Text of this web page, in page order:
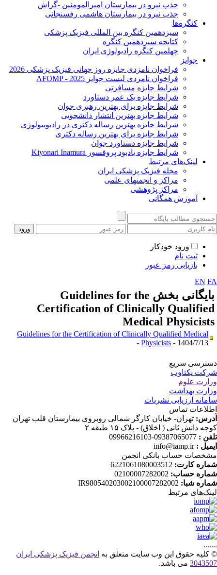
حذب نیرو در بیمارستان امیرالمومنین -گراش
جذب نیرو در بیمارستان هاشمی رفسنجانی
کنگره‌ها
سیزدهمین کنگره بین المللی فیزیک پزشکی
کتابچه سیزدهمین کنگره
چهلمین کنگره رادیولوژی ایران
جوایز
فراخوان نامزدی جایزه روز جهانی فیزیک پزشکی 2026
فراخوان نامزدی لیست جوایز AFOMP - 2025
شرایط جایزه مسافرتی
شرایط جایزه یک عمر دستاورد
شرایط جایزه برای بهترین رهبری جوان
شرایط جایزه بهترین انتشار دانشجویی
شرایط جایزه بهترین رساله دکتری در رادیوبیولوژی
شرایط جایزه برای بهترین رساله دکتری
شرایط جایزه دستاورد جوان
شرایط جایزه یادبود پروفسور Kiyonari Inamura
لینک‌های مرتبط
مجله فیزیک پزشکی ایران
مراکز و انجمنهای علمی
مراکز پژوهشی
آموزش همگانی
ورود خودکار
ثبت نام
بازیابی رمز عبور
EN
بخشGuidelines for the
Certification of Clinically
Medical
Guidelines for the Certification of Clinically Qualified Medical
Physicists - 1404/7/13 -
سریع
یکتاوب
علوم
بهداشت
ارزیابی نشریات
تماس
تهران- خیابان کارگر شمالی روبروی بیمارستان قلب تهران
دانش ثانی ( اخلاق) - پلاک ۱۵ طبقه ۲
:
09387065077-09966216103
:
info@iamp.ir
حساب بانکی انجمن
کارت:6221061080003512
حساب:02100007282002
شبا:IR980540203002100007282002
مرتبط
کلیه حقوق این وب سایت متعلق بهانجمن فیزیک پزشکی ایران
می باشد.